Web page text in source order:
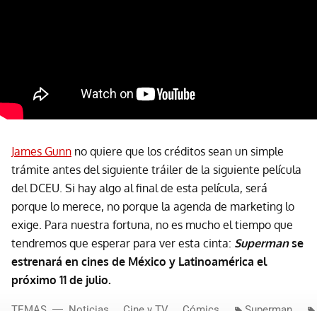
James Gunn no quiere que los créditos sean un simple
trámite antes del siguiente tráiler de la siguiente película
del DCEU. Si hay algo al final de esta película, será
porque lo merece, no porque la agenda de marketing lo
exige. Para nuestra fortuna, no es mucho el tiempo que
tendremos que esperar para ver esta cinta: Supermanse
estrenará en cines de México y Latinoamérica el
próximo 11 de julio.